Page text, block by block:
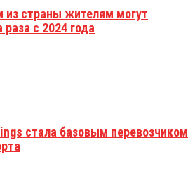
страны жителям могут
с 2024 года
стала базовым перевозчиком